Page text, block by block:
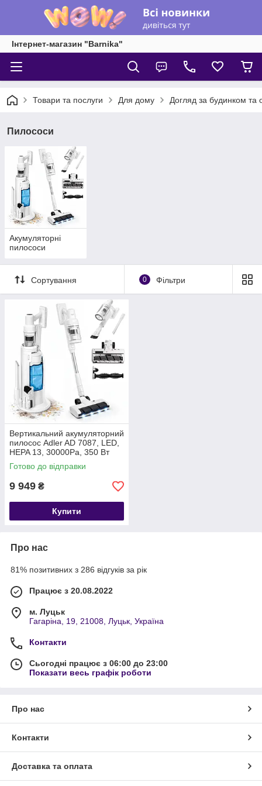
Інтернет-магазин "Barnika"
Товари та послуги Для дому Догляд за будинком та
Пилососи
Акумуляторні
пилососи
Сортування 0 Фільтри
Вертикальний акумуляторний
пилосос Adler AD 7087, LED,
HEPA 13, 30000Pa, 350 Вт
Готово до відправки
9 949 ₴
Купити
Про нас
81% позитивних з 286 відгуків за рік
Працює з 20.08.2022
м. Луцьк
Гагаріна, 19, 21008, Луцьк, Україна
Контакти
Сьогодні працює з 06:00 до 23:00
Показати весь графік роботи
Про нас
Контакти
Доставка та оплата